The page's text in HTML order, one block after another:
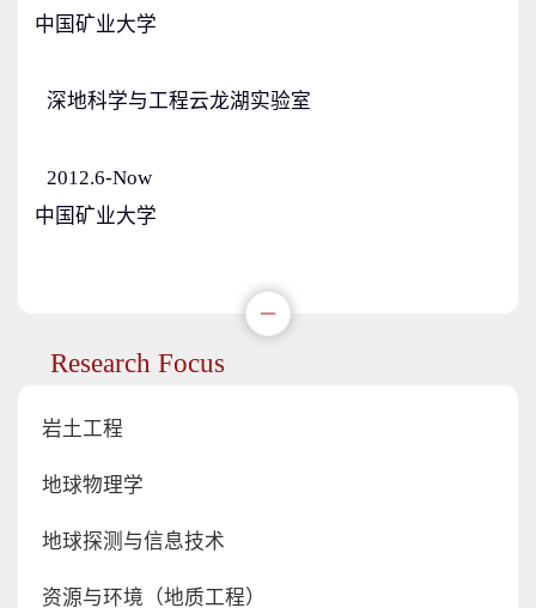
中国矿业大学
深地科学与工程云龙湖实验室
2012.6-Now
中国矿业大学
Research Focus
岩土工程
地球物理学
地球探测与信息技术
资源与环境（地质工程）